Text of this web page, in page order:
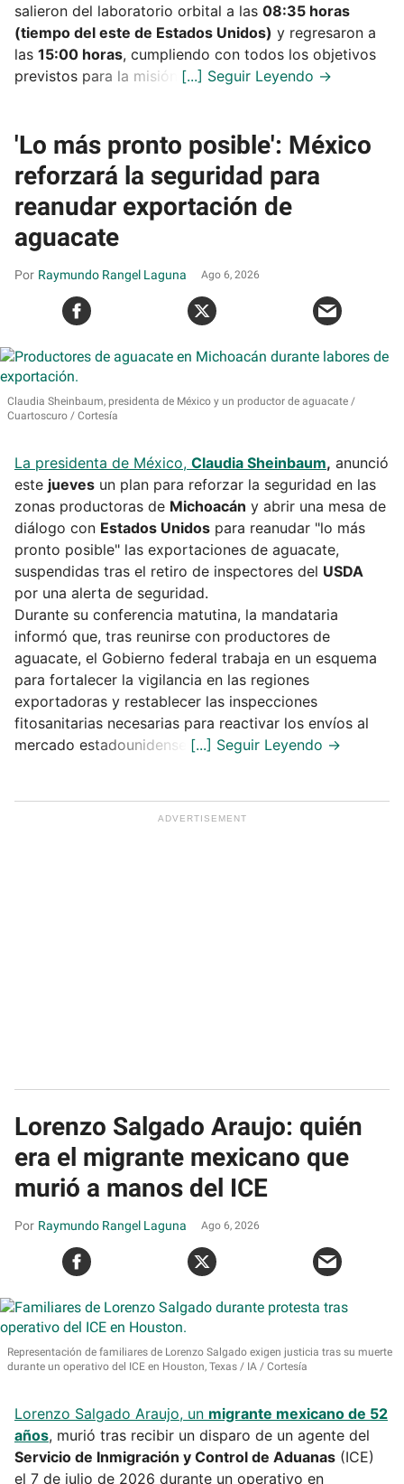
salieron del laboratorio orbital a las 08:35 horas
(tiempo del este de Estados Unidos) y regresaron a
las 15:00 horas, cumpliendo con todos los objetivos
previstos para la misión.
'Lo más pronto posible': México
reforzará la seguridad para
reanudar exportación de
aguacate
Raymundo Rangel Laguna Ago 6, 2026
Claudia Sheinbaum, presidenta de México y un productor de aguacate
Cuartoscuro / Cortesía
La presidenta de México, Claudia Sheinbaum, anunció
este jueves un plan para reforzar la seguridad en las
zonas productoras de Michoacán y abrir una mesa de
diálogo con Estados Unidos para reanudar "lo más
pronto posible" las exportaciones de aguacate,
suspendidas tras el retiro de inspectores del USDA
por una alerta de seguridad.
Durante su conferencia matutina, la mandataria
informó que, tras reunirse con productores de
aguacate, el Gobierno federal trabaja en un esquema
para fortalecer la vigilancia en las regiones
exportadoras y restablecer las inspecciones
fitosanitarias necesarias para reactivar los envíos al
mercado estadounidense.
Lorenzo Salgado Araujo: quién
era el migrante mexicano que
murió a manos del ICE
Raymundo Rangel Laguna Ago 6, 2026
Representación de familiares de Lorenzo Salgado exigen justicia tras su muerte
durante un operativo del ICE en Houston, Texas
IA / Cortesía
Lorenzo Salgado Araujo, un migrante mexicano de 52
años, murió tras recibir un disparo de un agente del
Servicio de Inmigración y Control de Aduanas (ICE)
el 7 de julio de 2026 durante un operativo en